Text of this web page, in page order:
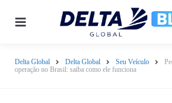
Delta Global Delta Global Seu Veículo
operação no Brasil: saiba como ele funciona